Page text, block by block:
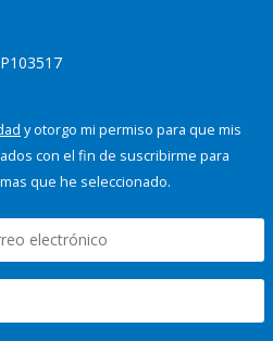
y otorgo mi permiso para que mis
con el fin de suscribirme para
que he seleccionado.